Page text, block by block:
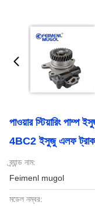
পাওয়ার স্টিয়ারিং
4BC2 ইসুজু এলফ ট্রাক
ব্র্যান্ড নাম:
Feimenl mugol
মডেল নম্বর: